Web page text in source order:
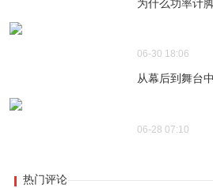
为什么功率计
06-30 18:06
从幕后到舞台
06-28 07:10
热门评论